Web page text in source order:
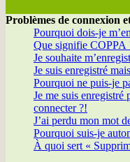
Problèmes de connexion
Pourquoi dois-je
Que signifie COPPA
Je souhaite
Je suis enregistré
Pourquoi ne puis-je
Je me suis enregistré
connecter ?!
J’ai perdu mon mot
Pourquoi suis-je
À quoi sert «